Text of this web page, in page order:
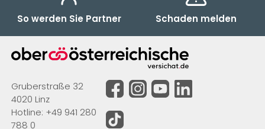
So werden Sie Partner Schaden melden
Gruberstraße 32
4020 Linz
Hotline: +49 941 280
788 0